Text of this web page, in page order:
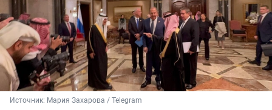
Источник: Мария Захарова / Telegram